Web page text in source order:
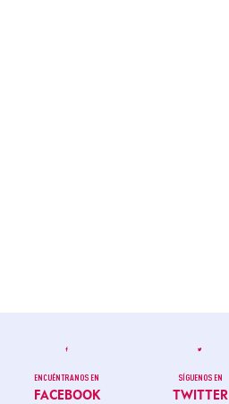
ENCUÉNTRANOS EN
FACEBOOK
SÍGUENOS EN
TWITTER